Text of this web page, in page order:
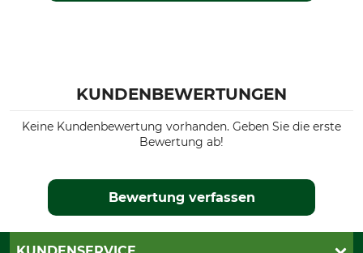
KUNDENBEWERTUNGEN
Keine Kundenbewertung vorhanden. Geben Sie die erste
Bewertung ab!
Bewertung verfassen